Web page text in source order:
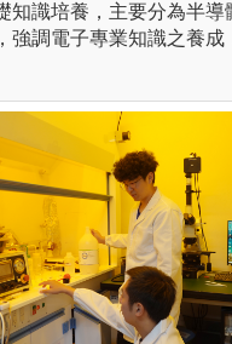
知識培養，主要分為半
強調電子專業知識之養